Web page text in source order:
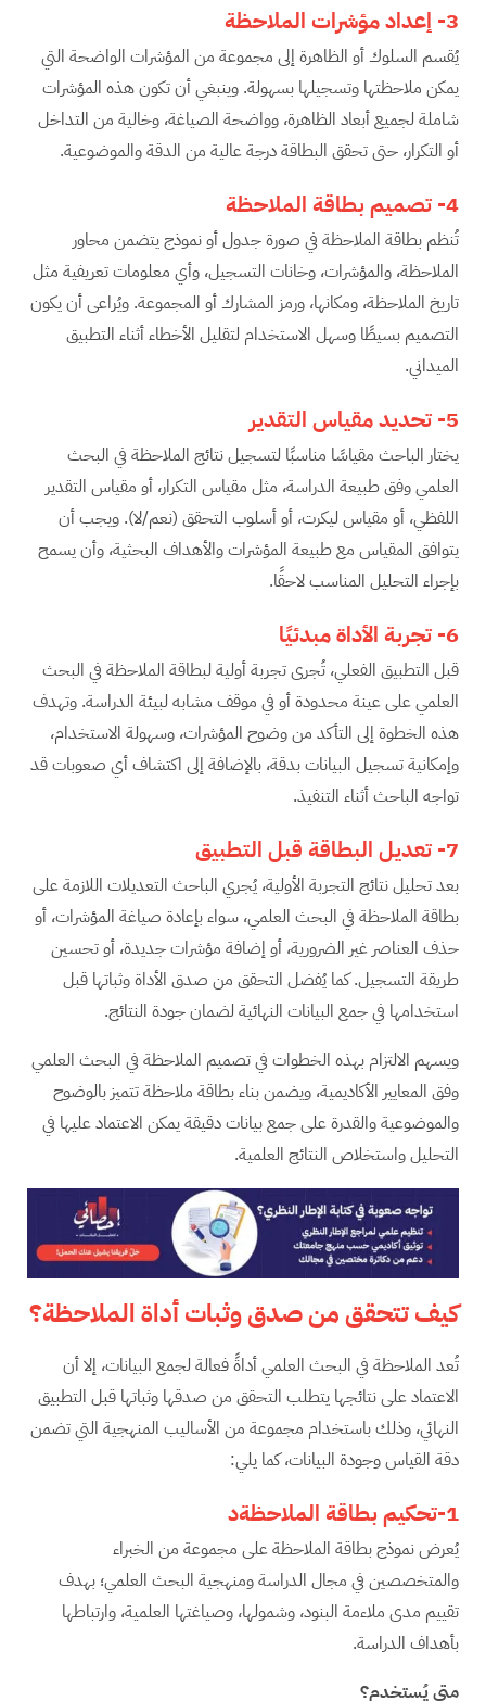
3- إعداد مؤشرات الملاحظة
يُقسم السلوك أو الظاهرة إلى مجموعة من المؤشرات الواضحة التي
يمكن ملاحظتها وتسجيلها بسهولة. وينبغي أن تكون هذه المؤشرات
شاملة لجميع أبعاد الظاهرة، وواضحة الصياغة، وخالية من التداخل
أو التكرار، حتى تحقق البطاقة درجة عالية من الدقة والموضوعية.
4- تصميم بطاقة الملاحظة
تُنظم بطاقة الملاحظة في صورة جدول أو نموذج يتضمن محاور
الملاحظة، والمؤشرات، وخانات التسجيل، وأي معلومات تعريفية مثل
تاريخ الملاحظة، ومكانها، ورمز المشارك أو المجموعة. ويُراعى أن يكون
التصميم بسيطًا وسهل الاستخدام لتقليل الأخطاء أثناء التطبيق
الميداني.
5- تحديد مقياس التقدير
يختار الباحث مقياسًا مناسبًا لتسجيل نتائج الملاحظة في البحث
العلمي وفق طبيعة الدراسة، مثل مقياس التكرار، أو مقياس التقدير
اللفظي، أو مقياس ليكرت، أو أسلوب التحقق (نعم/لا). ويجب أن
يتوافق المقياس مع طبيعة المؤشرات والأهداف البحثية، وأن يسمح
بإجراء التحليل المناسب لاحقًا.
6- تجربة الأداة مبدئيًا
قبل التطبيق الفعلي، تُجرى تجربة أولية لبطاقة الملاحظة في البحث
العلمي على عينة محدودة أو في موقف مشابه لبيئة الدراسة. وتهدف
هذه الخطوة إلى التأكد من وضوح المؤشرات، وسهولة الاستخدام،
وإمكانية تسجيل البيانات بدقة، بالإضافة إلى اكتشاف أي صعوبات قد
تواجه الباحث أثناء التنفيذ.
7- تعديل البطاقة قبل التطبيق
بعد تحليل نتائج التجربة الأولية، يُجري الباحث التعديلات اللازمة على
بطاقة الملاحظة في البحث العلمي، سواء بإعادة صياغة المؤشرات، أو
حذف العناصر غير الضرورية، أو إضافة مؤشرات جديدة، أو تحسين
طريقة التسجيل. كما يُفضل التحقق من صدق الأداة وثباتها قبل
استخدامها في جمع البيانات النهائية لضمان جودة النتائج.
ويسهم الالتزام بهذه الخطوات في تصميم الملاحظة في البحث العلمي
وفق المعايير الأكاديمية، ويضمن بناء بطاقة ملاحظة تتميز بالوضوح
والموضوعية والقدرة على جمع بيانات دقيقة يمكن الاعتماد عليها في
التحليل واستخلاص النتائج العلمية.
كيف تتحقق من صدق وثبات أداة الملاحظة؟
تُعد الملاحظة في البحث العلمي أداةً فعالة لجمع البيانات، إلا أن
الاعتماد على نتائجها يتطلب التحقق من صدقها وثباتها قبل التطبيق
النهائي، وذلك باستخدام مجموعة من الأساليب المنهجية التي تضمن
دقة القياس وجودة البيانات، كما يلي:
1-تحكيم بطاقة الملاحظة د
يُعرض نموذج بطاقة الملاحظة على مجموعة من الخبراء
والمتخصصين في مجال الدراسة ومنهجية البحث العلمي؛ بهدف
تقييم مدى ملاءمة البنود، وشمولها، وصياغتها العلمية، وارتباطها
بأهداف الدراسة.
متى يُستخدم؟